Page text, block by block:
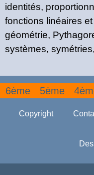
identités,
fonctions linéaires
géométrie,
systèmes,
6ème 5ème
Copyright